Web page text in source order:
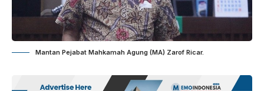
Mantan Pejabat Mahkamah Agung (MA) Zarof Ricar.